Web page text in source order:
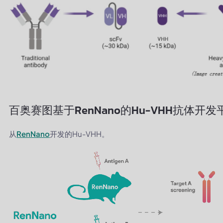
百奥赛图基于RenNano的Hu-VHH抗体开发
从RenNano开发的Hu-VHH。